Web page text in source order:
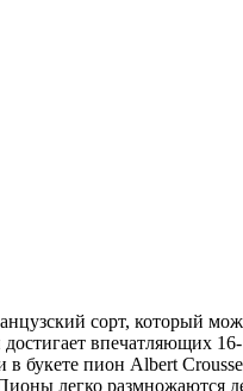
сорт, который
впечатляющих
букете пион Albert
легко размножаются